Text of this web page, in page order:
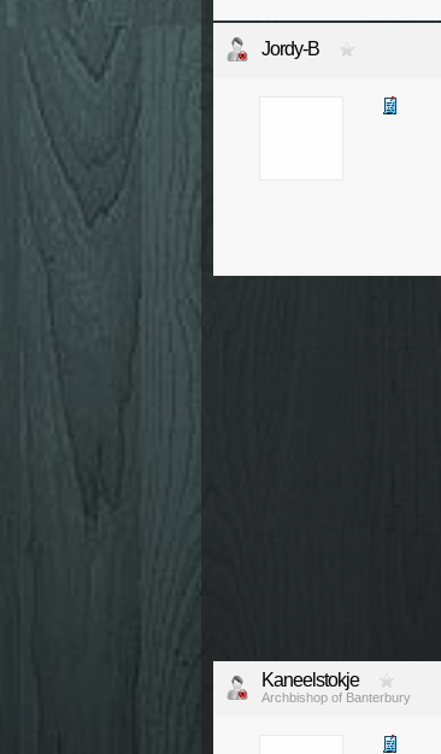
Jordy-B
Kaneelstokje
Archbishop of Banterbury